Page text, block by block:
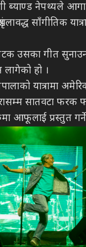
ब्याण्ड नेपथ्यले
साँगीतिक
उसका गीत
हो ।
यात्रामा
सातवटा
आफूलाई प्रस्तुत